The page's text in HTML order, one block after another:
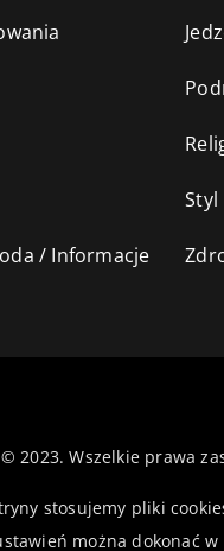
Styl
/ Informacje
2023. Wszelkie prawa
stosujemy pliki
można dokonać